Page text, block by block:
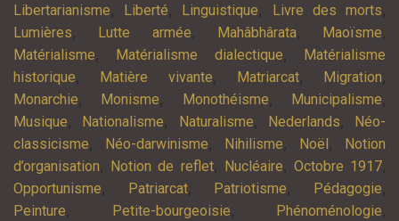
Libertarianisme, Liberté, Linguistique, Livre des morts,
Lumières, Lutte armée, Mahâbhârata, Maoïsme,
Matérialisme, Matérialisme dialectique, Matérialisme
historique, Matière vivante, Matriarcat, Migration,
Monarchie, Monisme, Monothéisme, Municipalisme,
Musique, Nationalisme, Naturalisme, Nederlands, Néo-
classicisme, Néo-darwinisme, Nihilisme, Noël, Notion
d’organisation, Notion de reflet, Nucléaire, Octobre 1917,
Opportunisme, Patriarcat, Patriotisme, Pédagogie,
Peinture, Petite-bourgeoisie, Phénoménologie,